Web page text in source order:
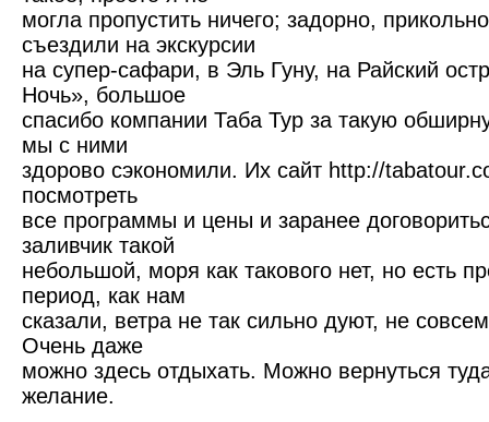
могла пропустить ничего; задорно,
съездили на экскурсии
на супер-сафари, в Эль Гуну, на Райский
Ночь», большое
спасибо компании Таба Тур за такую
мы с ними
здорово сэкономили. Их сайт http://
посмотреть
все программы и цены и заранее
заливчик такой
небольшой, моря как такового нет, но есть
период, как нам
сказали, ветра не так сильно дуют, не
Очень даже
можно здесь отдыхать. Можно вернуться
желание.